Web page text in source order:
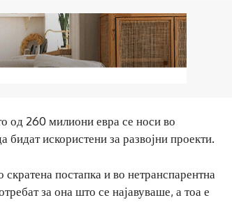
од 260 милиони евра се носи во
искористени за развојни проекти.
постапка и во нетранспарентна
за она што се најавуваше, а тоа е